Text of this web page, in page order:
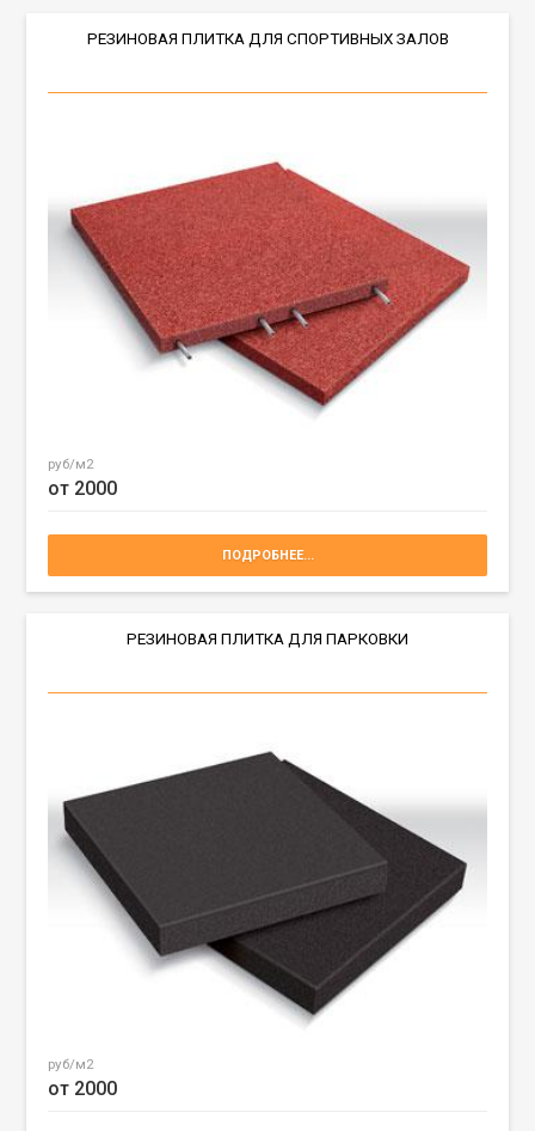
РЕЗИНОВАЯ ПЛИТКА ДЛЯ СПОРТИВНЫХ ЗАЛОВ
от 2000
руб/м2
ПОДРОБНЕЕ...
РЕЗИНОВАЯ ПЛИТКА ДЛЯ ПАРКОВКИ
от 2000
руб/м2